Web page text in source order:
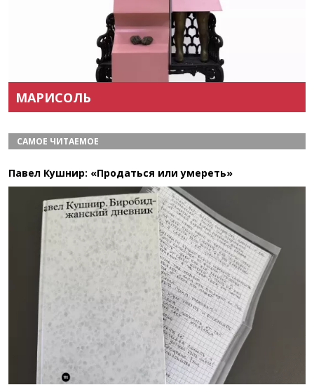
МАРИСОЛЬ
САМОЕ ЧИТАЕМОЕ
Павел Кушнир: «Продаться или умереть»